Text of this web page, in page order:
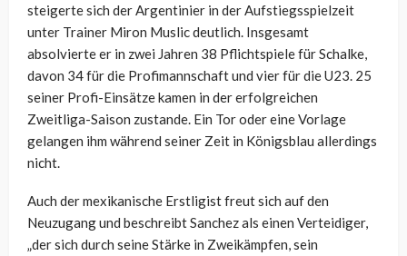
steigerte sich der Argentinier in der Aufstiegsspielzeit
unter Trainer Miron Muslic deutlich. Insgesamt
absolvierte er in zwei Jahren 38 Pflichtspiele für Schalke,
davon 34 für die Profimannschaft und vier für die U23. 25
seiner Profi-Einsätze kamen in der erfolgreichen
Zweitliga-Saison zustande. Ein Tor oder eine Vorlage
gelangen ihm während seiner Zeit in Königsblau allerdings
nicht.
Auch der mexikanische Erstligist freut sich auf den
Neuzugang und beschreibt Sanchez als einen Verteidiger,
„der sich durch seine Stärke in Zweikämpfen, sein